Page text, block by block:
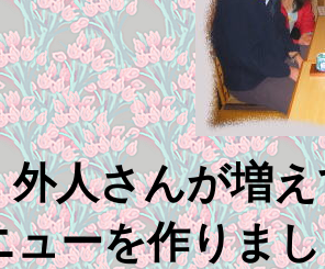
人さんが増え
ューを作りま